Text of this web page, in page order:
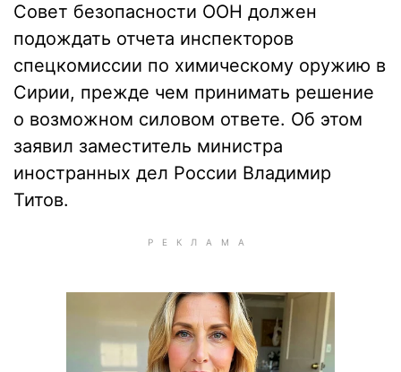
Совет безопасности ООН должен
подождать отчета инспекторов
спецкомиссии по химическому оружию в
Сирии, прежде чем принимать решение
о возможном силовом ответе. Об этом
заявил заместитель министра
иностранных дел России Владимир
Титов.